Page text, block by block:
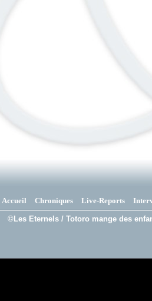
Accueil Chroniques Live-Reports
©Les Eternels / Totoro mange des